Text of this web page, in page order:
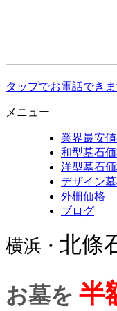
タップでお電話でき
メニュー
業界最安
和型墓石
洋型墓石
デザイン
外柵価格
ブログ
横浜・ 北條
お墓を 半